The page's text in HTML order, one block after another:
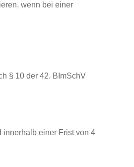
wenn bei einer
§ 10 der 42. BImSchV
innerhalb einer Frist von 4